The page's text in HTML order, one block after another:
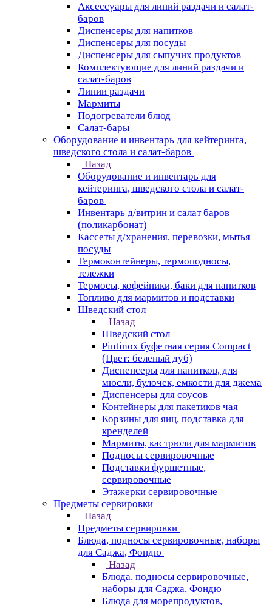
Аксессуары для линий раздачи и салат-
баров
Диспенсеры для напитков
Диспенсеры для посуды
Диспенсеры для сыпучих продуктов
Комплектующие для линий раздачи и
салат-баров
Линии раздачи
Мармиты
Подогреватели блюд
Салат-бары
Оборудование и инвентарь для кейтеринга,
шведского стола и салат-баров
Назад
Оборудование и инвентарь для
кейтеринга, шведского стола и салат-
баров
Инвентарь д/витрин и салат баров
(поликарбонат)
Кассеты д/хранения, перевозки, мытья
посуды
Термоконтейнеры, термоподносы,
тележки
Термосы, кофейники, баки для напитков
Топливо для мармитов и подставки
Шведский стол
Назад
Шведский стол
Pintinox буфетная серия Compact
(Цвет: беленый дуб)
Диспенсеры для напитков, для
мюсли, булочек, емкости для джема
Диспенсеры для соусов
Контейнеры для пакетиков чая
Корзины для яиц, подставка для
кренделей
Мармиты, кастрюли для мармитов
Подносы сервировочные
Подставки фуршетные,
сервировочные
Этажерки сервировочные
Предметы сервировки
Назад
Предметы сервировки
Блюда, подносы сервировочные, наборы
для Саджа, Фондю
Назад
Блюда, подносы сервировочные,
наборы для Саджа, Фондю
Блюда для морепродуктов,